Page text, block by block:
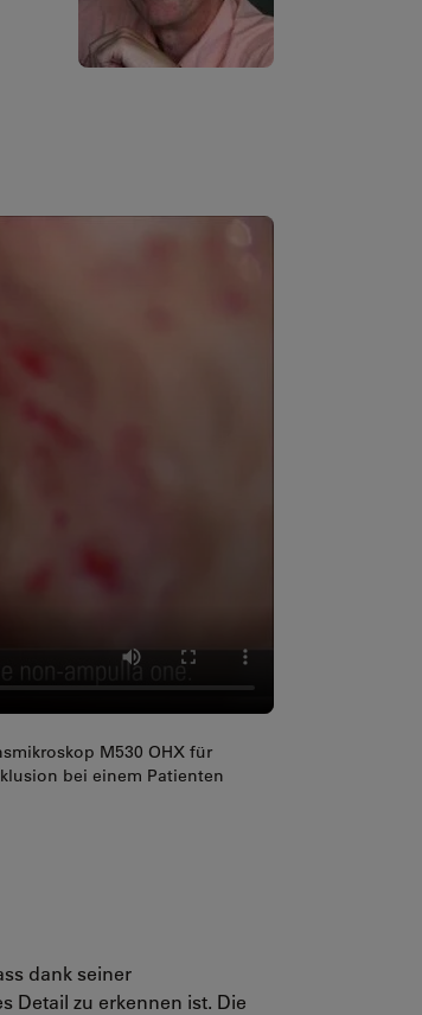
M530 OHX für
bei einem Patienten
dank seiner
Detail zu erkennen ist. Die